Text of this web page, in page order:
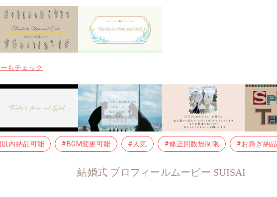
もチェック
内納品可能 #BGM変更可能 #人気 #修正回数無制限 #お急ぎ納品
結婚式 プロフィールムービー SUISAI